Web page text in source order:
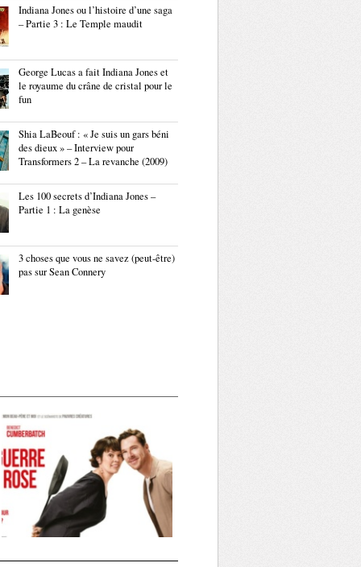
Indiana Jones ou l’histoire d’une saga
– Partie 3 : Le Temple maudit
George Lucas a fait Indiana Jones et
le royaume du crâne de cristal pour le
fun
Shia LaBeouf : « Je suis un gars béni
des dieux » – Interview pour
Transformers 2 – La revanche (2009)
Les 100 secrets d’Indiana Jones –
Partie 1 : La genèse
3 choses que vous ne savez (peut-être)
pas sur Sean Connery